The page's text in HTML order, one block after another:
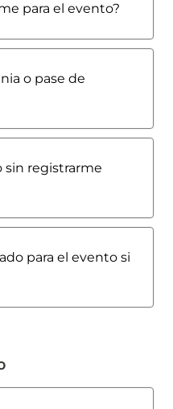
para el evento?
o pase de
sin registrarme
para el evento si